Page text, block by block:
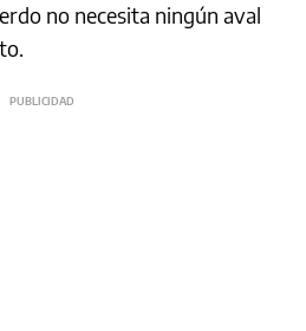
no necesita ningún aval